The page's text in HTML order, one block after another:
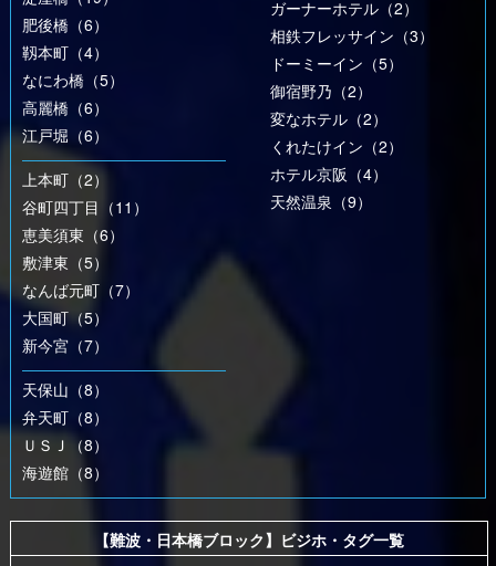
肥後橋（6）
靱本町（4）
なにわ橋（5）
高麗橋（6）
江戸堀（6）
上本町（2）
谷町四丁目（11）
恵美須東（6）
敷津東（5）
なんば元町（7）
大国町（5）
新今宮（7）
天保山（8）
弁天町（8）
ＵＳＪ（8）
海遊館（8）
ガーナーホテル（2）
相鉄フレッサイン（3）
ドーミーイン（5）
御宿野乃（2）
変なホテル（2）
くれたけイン（2）
ホテル京阪（4）
天然温泉（9）
【難波・日本橋ブロック】ビジホ・タグ一覧